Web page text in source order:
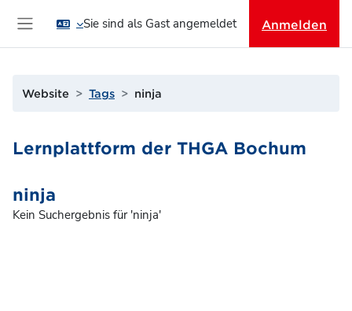
Sie sind als Gast angemeldet Anmelden
Website Tags ninja
Lernplattform der THGA Bochum
ninja
Kein Suchergebnis für 'ninja'